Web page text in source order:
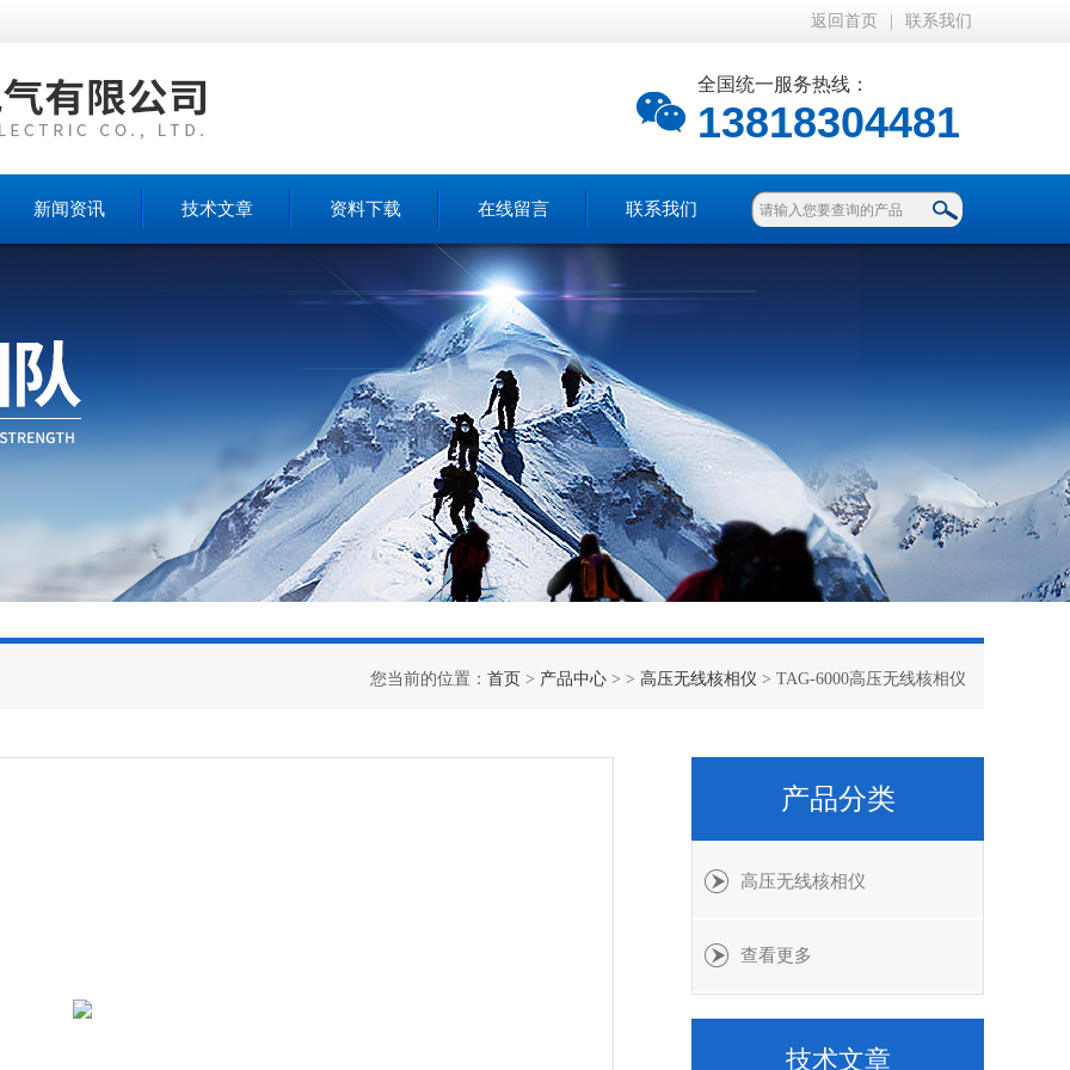
返回首页 联系我们
全国统一服务热线：
13818304481
新闻资讯 技术文章 资料下载 在线留言 联系我们
您当前的位置： 首页 > 产品中心 > > 高压无线核相仪 > TAG-6000高压无线核相仪
产品分类
高压无线核相仪
查看更多
技术文章